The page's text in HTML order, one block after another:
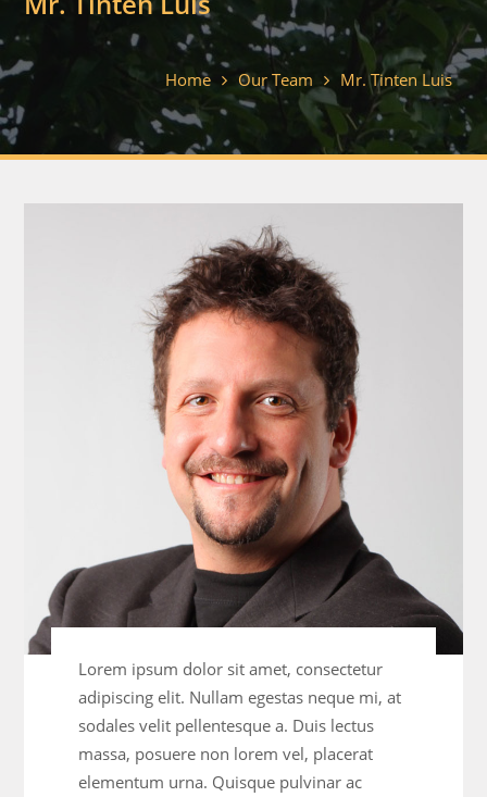
Home Our Team Mr. Tinten Luis
Lorem ipsum dolor sit amet, consectetur
adipiscing elit. Nullam egestas neque mi, at
sodales velit pellentesque a. Duis lectus
massa, posuere non lorem vel, placerat
elementum urna. Quisque pulvinar ac